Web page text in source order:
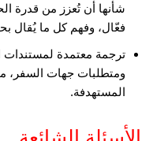
شأنها أن تُعزز من قدرة
فعّال، وفهم كل ما يُقال
ترجمة معتمدة
ومتطلبات جهات السفر،
المستهدفة.